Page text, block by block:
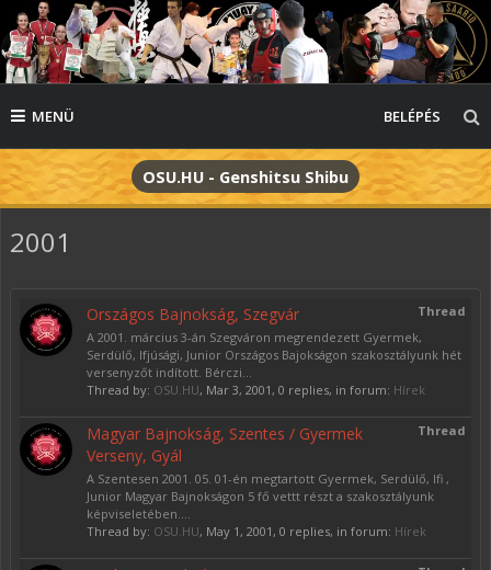
MENÜ BELÉPÉS
OSU.HU - Genshitsu Shibu
2001
Thread
Országos Bajnokság, Szegvár
A 2001. március 3-án Szegváron megrendezett Gyermek,
Serdülő, Ifjúsági, Junior Országos Bajokságon szakosztályunk hét
versenyzőt indított. Bérczi...
Thread by: OSU.HU, Mar 3, 2001, 0 replies, in forum: Hírek
Thread
Magyar Bajnokság, Szentes / Gyermek
Verseny, Gyál
A Szentesen 2001. 05. 01-én megtartott Gyermek, Serdülő, Ifi ,
Junior Magyar Bajnokságon 5 fő vettt részt a szakosztályunk
képviseletében....
Thread by: OSU.HU, May 1, 2001, 0 replies, in forum: Hírek